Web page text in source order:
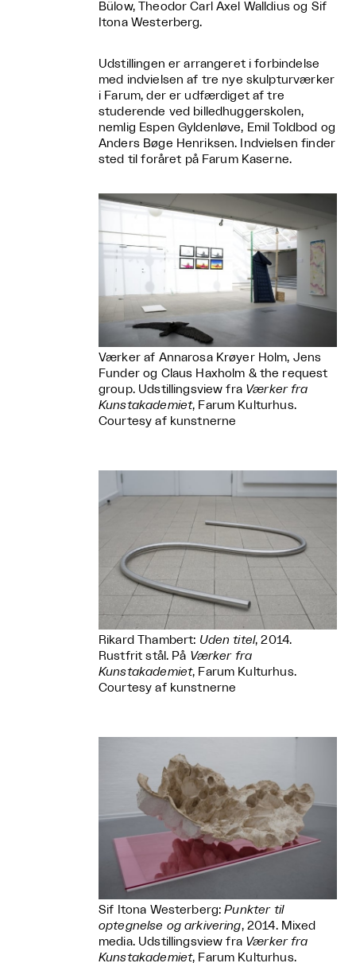
Bülow, Theodor Carl Axel Walldius og Sif
Itona Westerberg.
Udstillingen er arrangeret i forbindelse
med indvielsen af tre nye skulpturværker
i Farum, der er udfærdiget af tre
studerende ved billedhuggerskolen,
nemlig Espen Gyldenløve, Emil Toldbod og
Anders Bøge Henriksen. Indvielsen finder
sted til foråret på Farum Kaserne.
Værker af Annarosa Krøyer Holm, Jens
Funder og Claus Haxholm & the request
group. Udstillingsview fra Værker fra
Kunstakademiet, Farum Kulturhus.
Courtesy af kunstnerne
Rikard Thambert: Uden titel, 2014.
Rustfrit stål. På Værker fra
Kunstakademiet, Farum Kulturhus.
Courtesy af kunstnerne
Sif Itona Westerberg:Punkter til
optegnelse og arkivering, 2014. Mixed
media. Udstillingsview fra Værker fra
Kunstakademiet, Farum Kulturhus.